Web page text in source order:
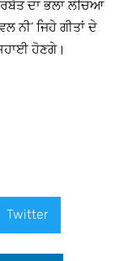
ਦਾ ਭਲਾ ਲੋਚਿਆ
ਨੀ’ ਜਿਹੇ ਗੀਤਾਂ ਦੇ
ਹੋਣਗੇ।
Twitter